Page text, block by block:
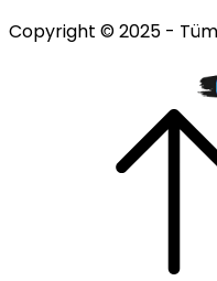
Copyright © 2025 - Tüm